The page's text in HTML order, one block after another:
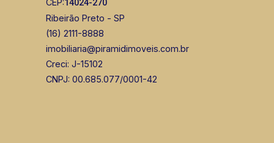
CEP:14024-270
Ribeirão Preto - SP
(16) 2111-8888
imobiliaria@piramidimoveis.com.br
Creci: J-15102
CNPJ: 00.685.077/0001-42